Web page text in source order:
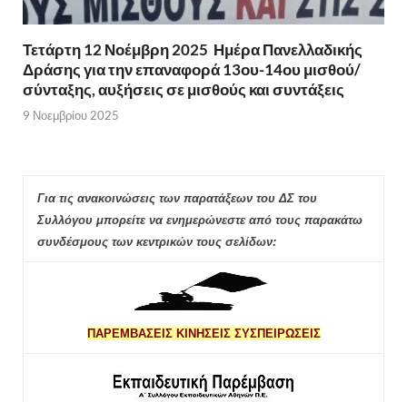
Τετάρτη 12 Νοέμβρη 2025 Ημέρα Πανελλαδικής
Δράσης για την επαναφορά 13ου-14ου μισθού/
σύνταξης, αυξήσεις σε μισθούς και συντάξεις
9 Νοεμβρίου 2025
Για τις ανακοινώσεις των παρατάξεων του ΔΣ του
Συλλόγου μπορείτε να ενημερώνεστε από τους παρακάτω
συνδέσμους των κεντρικών τους σελίδων:
ΠΑΡΕΜΒΑΣΕΙΣ ΚΙΝΗΣΕΙΣ ΣΥΣΠΕΙΡΩΣΕΙΣ